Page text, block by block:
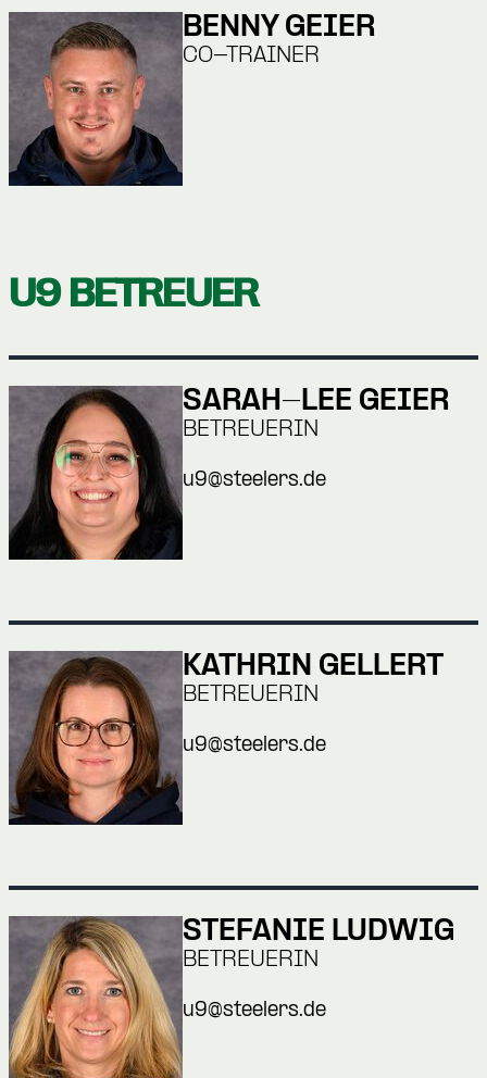
BENNY GEIER
CO-TRAINER
U9 BETREUER
SARAH-LEE GEIER
BETREUERIN
u9@steelers.de
KATHRIN GELLERT
BETREUERIN
u9@steelers.de
STEFANIE LUDWIG
BETREUERIN
u9@steelers.de